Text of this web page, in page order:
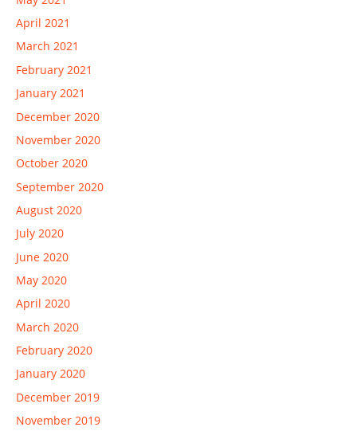
April 2021
March 2021
February 2021
January 2021
December 2020
November 2020
October 2020
September 2020
August 2020
July 2020
June 2020
May 2020
April 2020
March 2020
February 2020
January 2020
December 2019
November 2019